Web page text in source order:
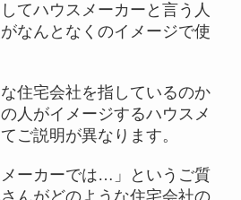
てハウスメーカーと言う人
なんとなくのイメージで使
住宅会社を指しているのか
人がイメージするハウスメ
ご説明が異なります。
ーカーでは…」というご質
んがどのような住宅会社の